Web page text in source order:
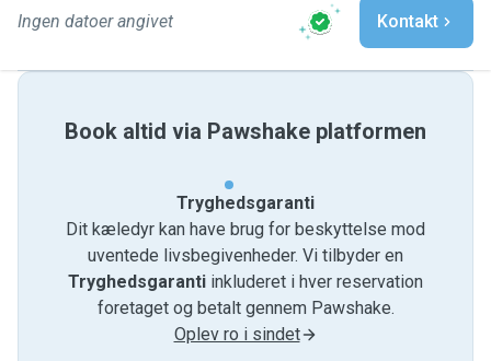
Ingen datoer angivet Kontakt
Book altid via Pawshake platformen
Tryghedsgaranti
Dit kæledyr kan have brug for beskyttelse mod
uventede livsbegivenheder. Vi tilbyder en
Tryghedsgaranti inkluderet i hver reservation
foretaget og betalt gennem Pawshake.
Oplev ro i sindet